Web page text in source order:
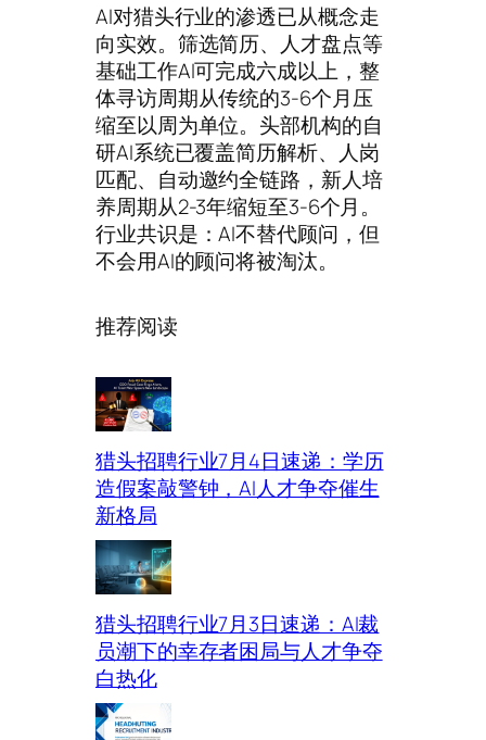
AI对猎头行业的渗透已从概念走
向实效。筛选简历、人才盘点等
基础工作AI可完成六成以上，整
体寻访周期从传统的3-6个月压
缩至以周为单位。头部机构的自
研AI系统已覆盖简历解析、人岗
匹配、自动邀约全链路，新人培
养周期从2-3年缩短至3-6个月。
行业共识是：AI不替代顾问，但
不会用AI的顾问将被淘汰。
推荐阅读
猎头招聘行业7月4日速递：学历
造假案敲警钟，AI人才争夺催生
新格局
猎头招聘行业7月3日速递：AI裁
员潮下的幸存者困局与人才争夺
白热化